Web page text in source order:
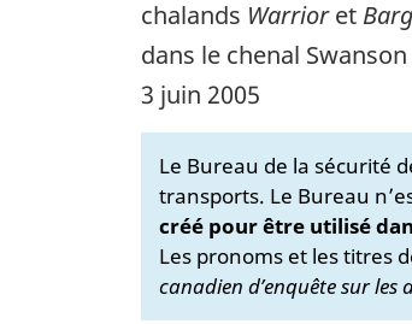
chalands Warrioret
dans le chenal
3 juin 2005
Le Bureau de la sécurité
transports. Le Bureau
créé pour être utilisé
Les pronoms et les titres
canadien d’enquête sur